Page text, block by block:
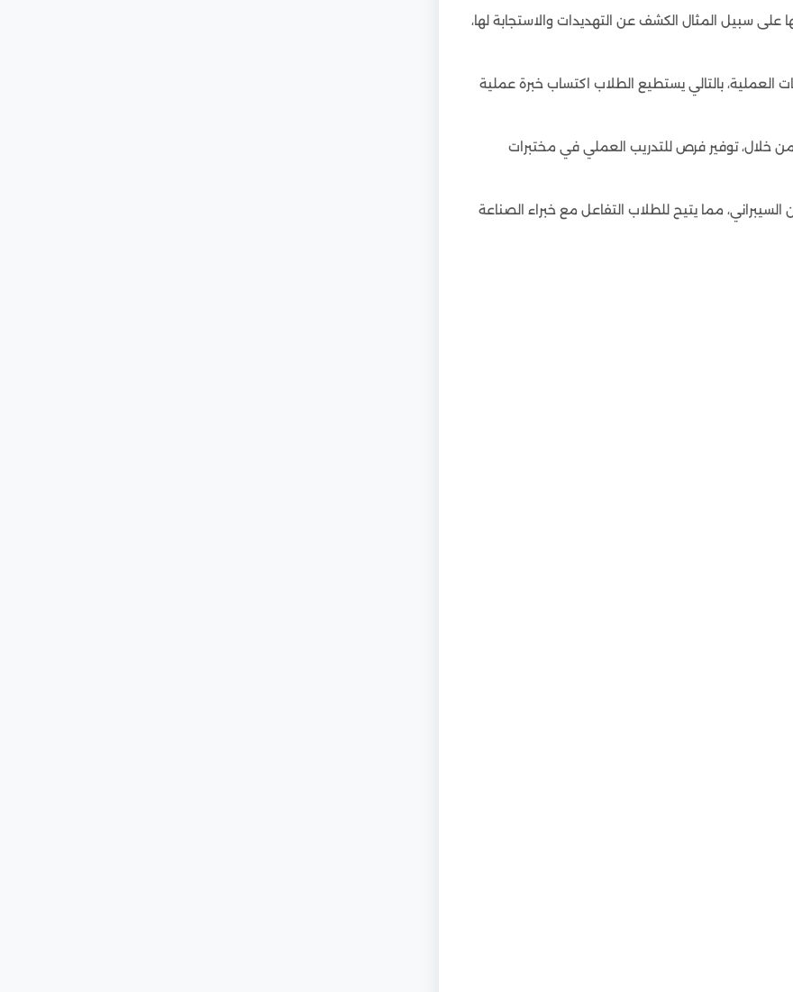
سبيل المثال الكشف عن التهديدات والاستجابة لها،
العملية، بالتالي يستطيع الطلاب اكتساب خبرة عملية
خلال، توفير فرص للتدريب العملي في مختبرات
مما يتيح للطلاب التفاعل مع خبراء الصناعة